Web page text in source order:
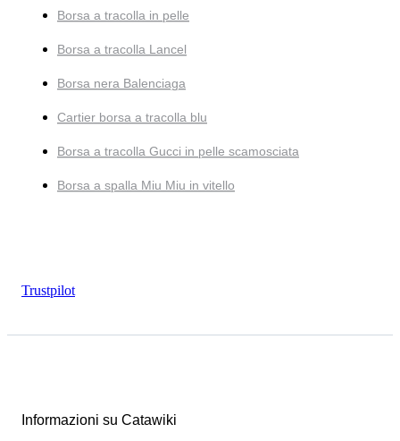
Borsa a tracolla in pelle
Borsa a tracolla Lancel
Borsa nera Balenciaga
Cartier borsa a tracolla blu
Borsa a tracolla Gucci in pelle scamosciata
Borsa a spalla Miu Miu in vitello
Trustpilot
Informazioni su Catawiki